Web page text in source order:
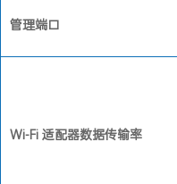
管理端口
Wi-Fi 适配器数据传输率